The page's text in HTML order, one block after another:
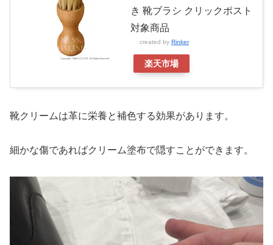
き 靴ブラシ クリックポスト
対象商品
created by Rinker
楽天市場
靴クリームは革に栄養と補色する効果があります。
細かな傷であればクリーム塗布で隠すことができます。